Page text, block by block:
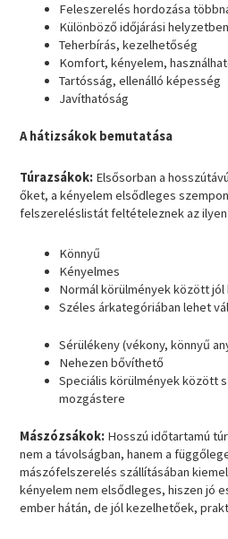
Feleszerelés hordozása
Különböző időjárási
Teherbírás, kezelhetőség
Komfort, kényelem,
Tartósság, ellenálló képesség
Javíthatóság
A hátizsákok bemutatása
Túrazsákok: Elsősorban a
őket, a kényelem elsődleges
felszereléslistát feltételeznek az
Könnyű
Kényelmes
Normál körülmények között jól
Széles árkategóriában lehet
Sérülékeny (vékony, könnyű
Nehezen bővíthető
Speciális körülmények között
mozgástere
Mászózsákok: Hosszú időtartamú
nem a távolságban, hanem a
mászófelszerelés szállításában
kényelem nem elsődleges, hiszen jó
ember hátán, de jól kezelhetőek,